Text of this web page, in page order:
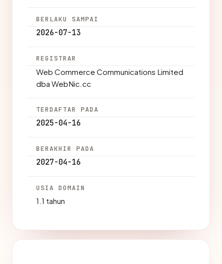
BERLAKU SAMPAI
2026-07-13
REGISTRAR
Web Commerce Communications Limited
dba WebNic.cc
TERDAFTAR PADA
2025-04-16
BERAKHIR PADA
2027-04-16
USIA DOMAIN
1.1 tahun